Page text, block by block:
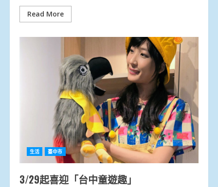
Read More
生活 臺中市
3/29起喜迎「台中童遊趣」